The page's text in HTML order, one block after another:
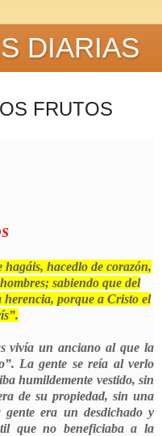
DIARIAS
FRUTOS
hacedlo de corazón,
sabiendo que del
herencia, porque a Cristo el
vivía un anciano al que la
La gente se reía al verlo
humildemente vestido, sin
de su propiedad, sin una
era un desdichado y
que no beneficiaba a la